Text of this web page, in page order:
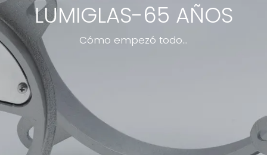
LUMIGLAS-65 AÑOS
Cómo empezó todo...